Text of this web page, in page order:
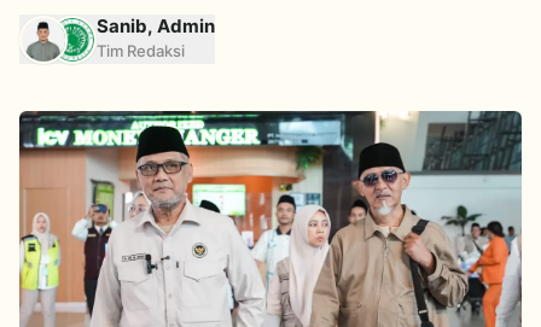
Sanib, Admin
Tim Redaksi